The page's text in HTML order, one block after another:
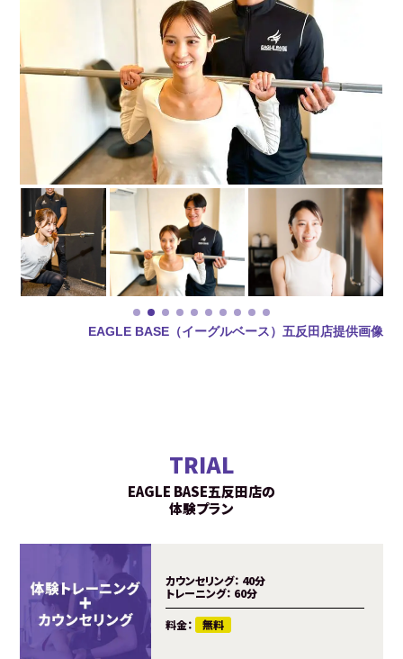
EAGLE BASE（イーグルベース）五反田店提供画像
TRIAL
EAGLE BASE五反田店の
体験プラン
カウンセリング： 40分
トレーニング： 60分
料金： 無料